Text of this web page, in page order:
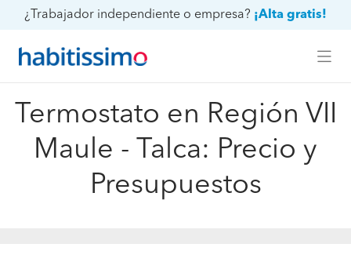
¿Trabajador independiente o empresa? ¡Alta gratis!
Termostato en Región VII
Maule - Talca: Precio y
Presupuestos